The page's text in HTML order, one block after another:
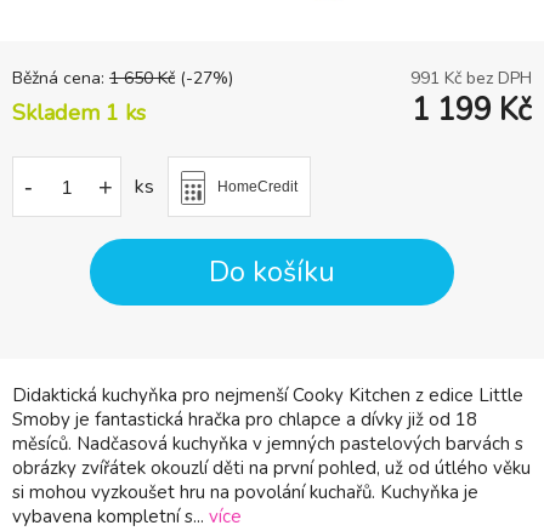
Didaktická kuchyňka pro nejmenší Cooky Kitchen z edice Little
Smoby je fantastická hračka pro chlapce a dívky již od 18
měsíců. Nadčasová kuchyňka v jemných pastelových barvách s
obrázky zvířátek okouzlí děti na první pohled, už od útlého věku
si mohou vyzkoušet hru na povolání kuchařů. Kuchyňka je
vybavena kompletní s... více
Běžná cena: 1 650 Kč (-27%) 991 Kč bez DPH
Skladem 1 ks 1 199 Kč
- + ks HomeCredit
Do košíku